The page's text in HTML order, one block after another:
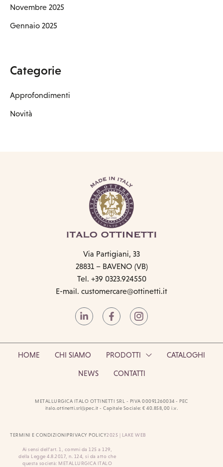
Novembre 2025
Gennaio 2025
Categorie
Approfondimenti
Novità
Via Partigiani, 33
28831 – BAVENO (VB)
Tel. +39 0323.924550
E-mail. customercare@ottinetti.it
HOME CHI SIAMO PRODOTTI CATALOGHI
NEWS CONTATTI
METALLURGICA ITALO OTTINETTI SRL - PIVA 00091260034 - PEC
italo.ottinetti.srl@pec.it - Capitale Sociale: € 40.858,00 i.v.
TERMINI E CONDIZIONIPRIVACY POLICY2025 | LAKE WEB
Ai sensi dell’art. 1, commi da 125 a 129,
della Legge 4.8.2017, n. 124, si da atto che
questa società: METALLURGICA ITALO